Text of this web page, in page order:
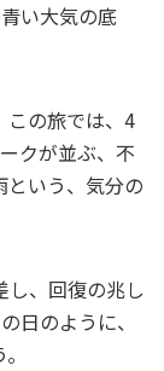
い大気の底
この旅では、4
クが並ぶ、不
という、気分の
、回復の兆し
日のように、